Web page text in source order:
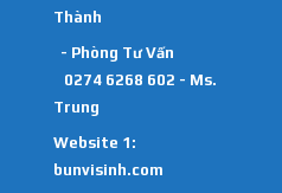
Thành
- Phòng Tư Vấn
0274 6268 602 - Ms.
Trung
Website 1:
bunvisinh.com